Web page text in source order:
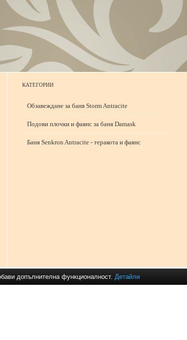
КАТЕГОРИИ
Обзавеждане за баня Storm Antracite
Подови плочки и фаянс за баня Damask
Баня Senkron Antracite - теракота и фаянс
допълнителна функционалност. Детайли